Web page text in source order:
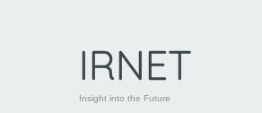
IRNET
Insight into the Future